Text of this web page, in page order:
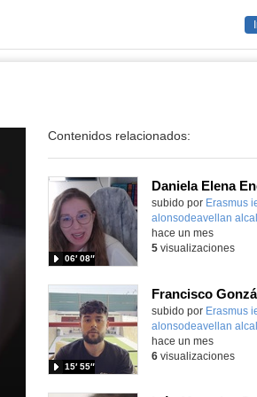
Contenidos relacionados:
subido por Erasmus
alonsodeavellan
06′ 08″
hace un mes
5visualizaciones
subido por Erasmus
alonsodeavellan
15′ 55″
hace un mes
6visualizaciones